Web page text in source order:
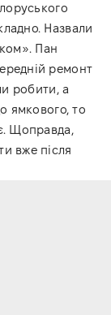
Назвали
Пан
ремонт
робити, а
ямкового, то
Щоправда,
вже після